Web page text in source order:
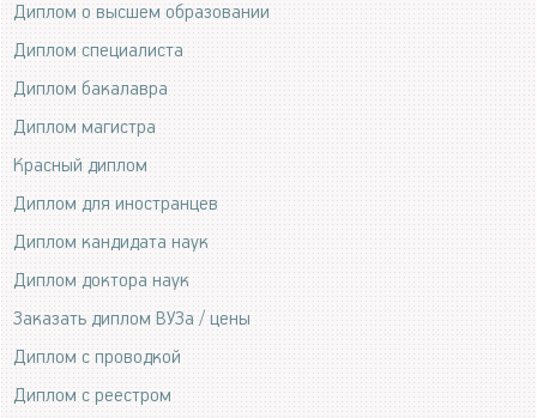
Диплом о высшем образовании
Диплом специалиста
Диплом бакалавра
Диплом магистра
Красный диплом
Диплом для иностранцев
Диплом кандидата наук
Диплом доктора наук
Заказать диплом ВУЗа / цены
Диплом с проводкой
Диплом с реестром